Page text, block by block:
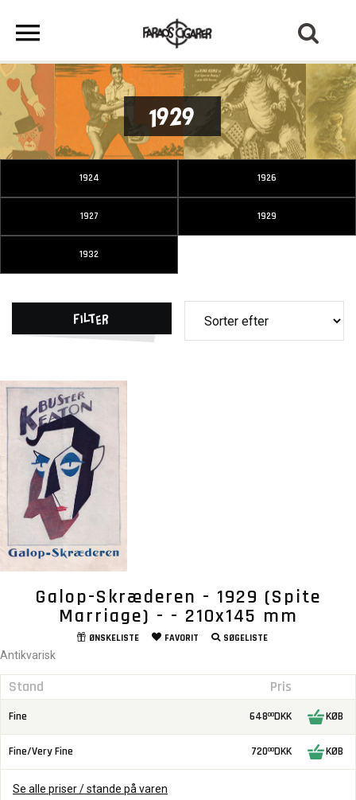
1929
1924 1926
1927 1929
1932
Filter
Galop-Skræderen - 1929 (Spite
Marriage) - - 210x145 mm
ØNSKELISTE FAVORIT SØGELISTE
Antikvarisk
Stand Pris
Fine 64800DKK KØB
Fine/Very Fine 72000DKK KØB
Se alle priser / stande på varen